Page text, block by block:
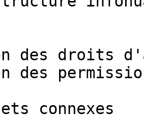
des droits
des
connexes